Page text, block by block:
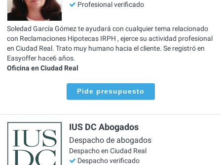
Profesional verificado
Soledad García Gómez te ayudará con cualquier tema relacionado
con Reclamaciones Hipotecas IRPH , ejerce su actividad profesional
en Ciudad Real. Trato muy humano hacia el cliente. Se registró en
Easyoffer hace6 años.
Oficina en Ciudad Real
Pide presupuesto
IUS DC Abogados
Despacho de abogados
Despacho en Ciudad Real
Despacho verificado